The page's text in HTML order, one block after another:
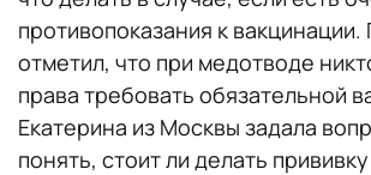
противопоказания к вакцинации.
отметил, что при медотводе
права требовать обязательной
Екатерина из Москвы задала
понять, стоит ли делать